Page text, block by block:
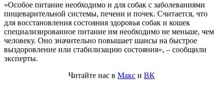
«Особое питание необходимо и для собак с заболеваниями
пищеварительной системы, печени и почек. Считается, что
для восстановления состояния здоровья собак и кошек
специализированное питание им необходимо не меньше, чем
человеку. Оно значительно повышает шансы на быстрое
выздоровление или стабилизацию состояния», – сообщили
эксперты.
Читайте нас в Макс и ВК